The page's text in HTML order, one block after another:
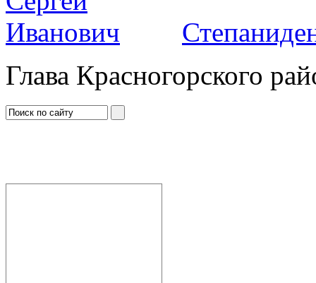
Глава Красногорского